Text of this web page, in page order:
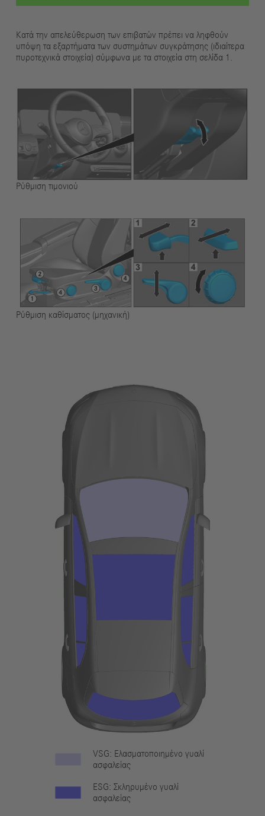
Κατά την απελεύθερωση των επιβατών πρέπει να ληφθούν
υπόψη τα εξαρτήματα των συστημάτων συγκράτησης (ιδιαίτερα
πυροτεχνικά στοιχεία) σύμφωνα με τα στοιχεία στη σελίδα 1.
Ρύθμιση τιμονιού
Ρύθμιση καθίσματος (μηχανική)
VSG: Ελασματοποιημένο γυαλί
ασφαλείας
ESG: Σκληρυμένο γυαλί
ασφαλείας